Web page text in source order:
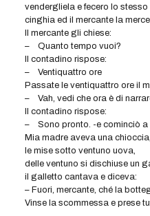
vendergliela e fecero lo
cinghia ed il mercante la
Il mercante gli chiese:
– Quanto tempo vuoi?
Il contadino rispose:
– Ventiquattro ore
Passate le ventiquattro ore il
– Vah, vedi che ora è di
Il contadino rispose:
– Sono pronto. -e cominciò a
Mia madre aveva una chioccia,
le mise sotto ventuno uova,
delle ventuno si dischiuse un
il galletto cantava e diceva:
– Fuori, mercante, ché la
Vinse la scommessa e prese